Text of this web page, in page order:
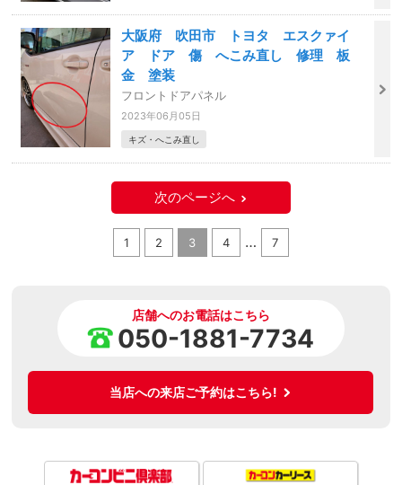
大阪府 吹田市 トヨタ エスクァイ
ア ドア 傷 へこみ直し 修理 板
金 塗装
フロントドアパネル
2023年06月05日
キズ・へこみ直し
次のページへ
1 2 3 4 … 7
店舗へのお電話はこちら
050-1881-7734
当店への来店ご予約はこちら!